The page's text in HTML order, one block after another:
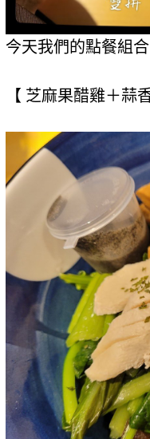
今天我們的點餐組合
【 芝麻果醋雞＋蒜